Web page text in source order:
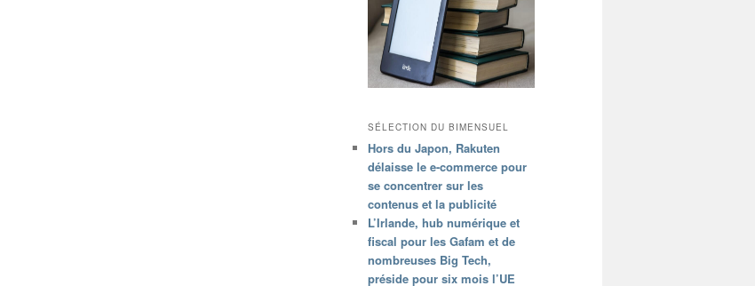
SÉLECTION DU BIMENSUEL
Hors du Japon, Rakuten
délaisse le e-commerce pour
se concentrer sur les
contenus et la publicité
L’Irlande, hub numérique et
fiscal pour les Gafam et de
nombreuses Big Tech,
préside pour six mois l’UE